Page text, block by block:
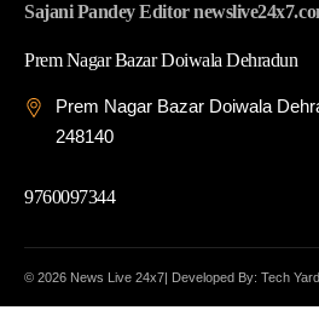
Sajani Pandey Editor
Prem Nagar Bazar Doiwala Dehradun
Prem Nagar Bazar Doiwala
248140
9760097344
© 2026 News Live 24x7| Developed By: Tech